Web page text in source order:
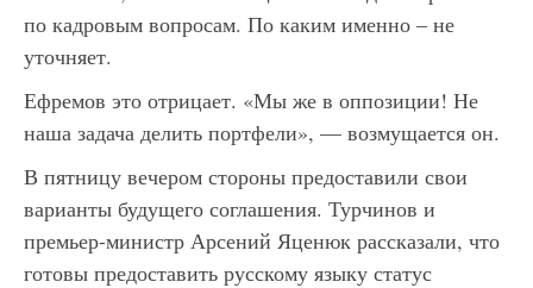
по кадровым вопросам. По каким именно – не
уточняет.
Ефремов это отрицает. «Мы же в оппозиции! Не
наша задача делить портфели», — возмущается он.
В пятницу вечером стороны предоставили свои
варианты будущего соглашения. Турчинов и
премьер-министр Арсений Яценюк рассказали, что
готовы предоставить русскому языку статус